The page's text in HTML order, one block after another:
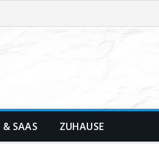
& SAAS ZUHAUSE